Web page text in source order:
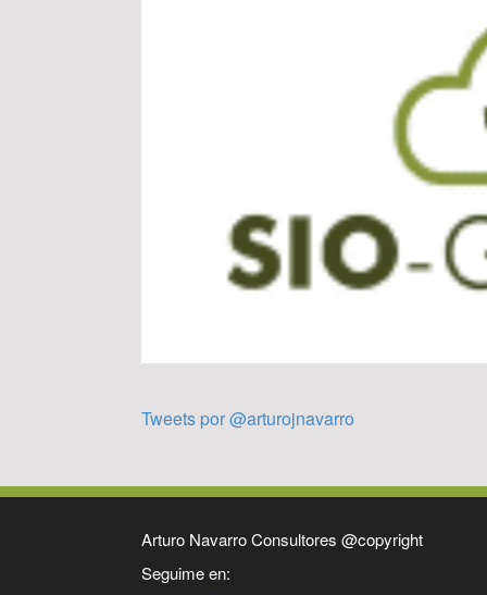
Tweets por @arturojnavarro
Arturo Navarro Consultores @copyright
Seguime en: